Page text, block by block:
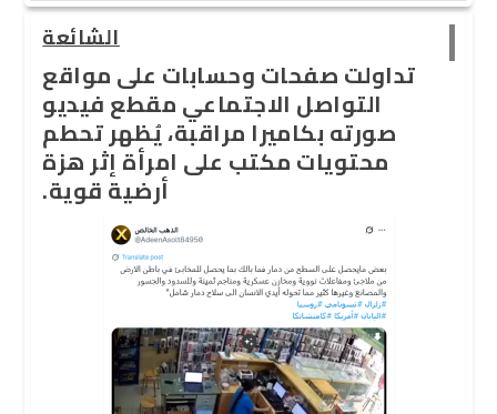
الشائعة
تداولت صفحات وحسابات على مواقع
التواصل الاجتماعي مقطع فيديو
صورته بكاميرا مراقبة، يُظهر تحطم
محتويات مكتب على امرأة إثر هزة
أرضية قوية.